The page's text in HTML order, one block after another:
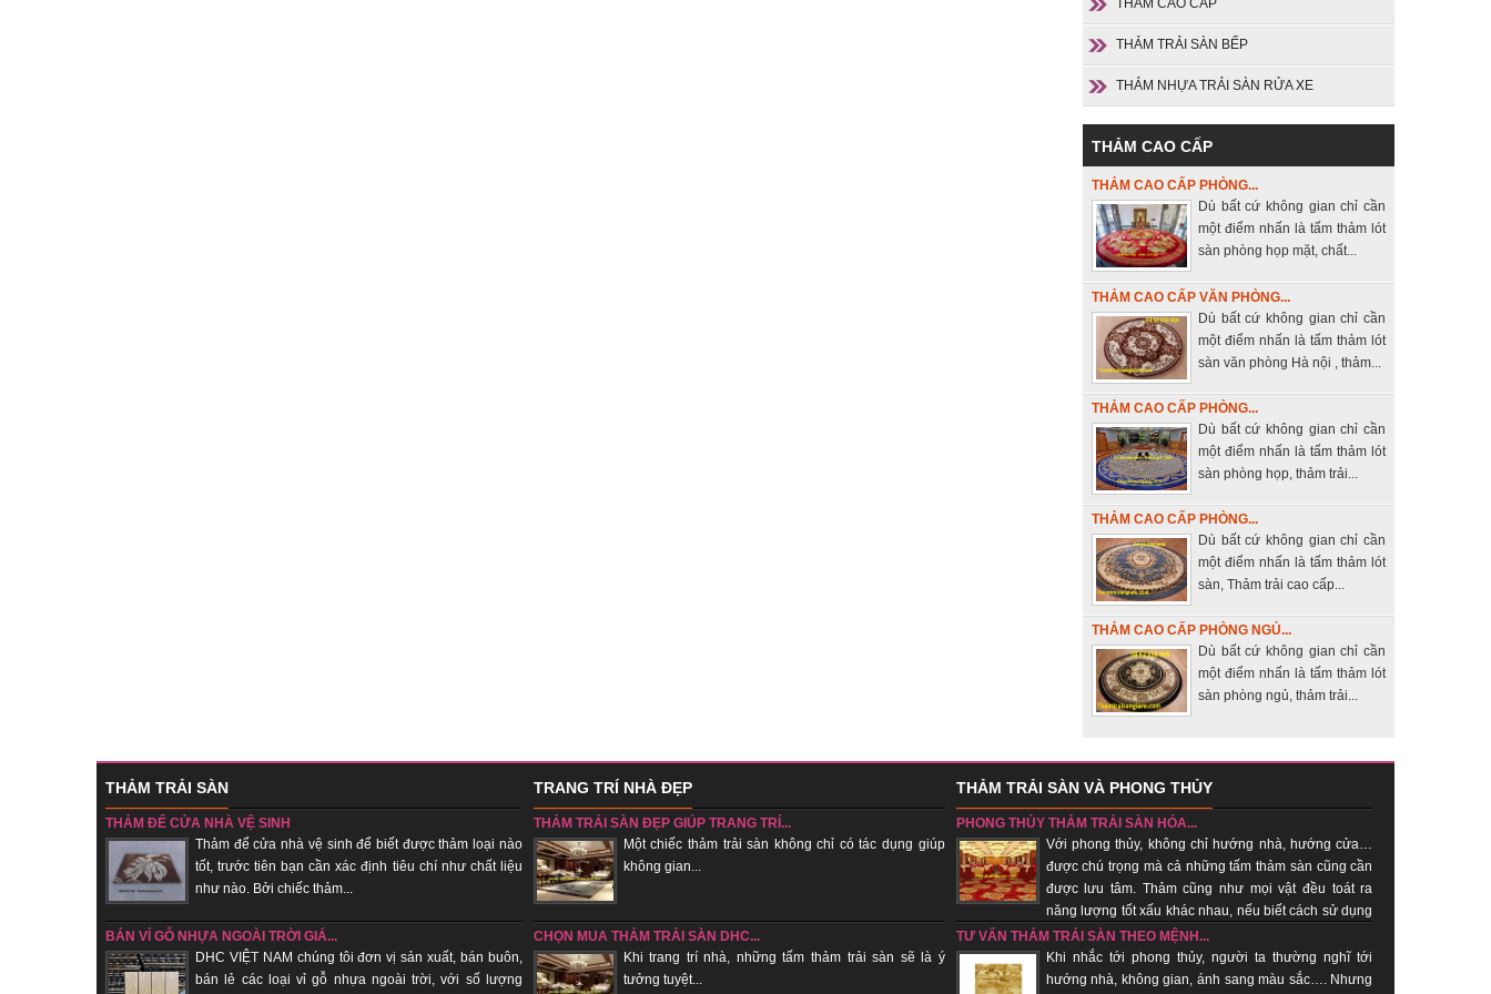
THẢM CAO CẤP
THẢM TRẢI SÀN BẾP
THẢM NHỰA TRẢI SÀN RỬA XE
THẢM CAO CẤP
THẢM CAO CẤP PHÒNG...
Dù bất cứ không gian chỉ cần
một điểm nhấn là tấm thảm lót
sàn phòng họp mặt, chất...
THẢM CAO CẤP VĂN PHÒNG...
Dù bất cứ không gian chỉ cần
một điểm nhấn là tấm thảm lót
sàn văn phòng Hà nội , thảm...
THẢM CAO CẤP PHÒNG...
Dù bất cứ không gian chỉ cần
một điểm nhấn là tấm thảm lót
sàn phòng họp, thảm trải...
THẢM CAO CẤP PHÒNG...
Dù bất cứ không gian chỉ cần
một điểm nhấn là tấm thảm lót
sàn, Thảm trải cao cấp...
THẢM CAO CẤP PHÒNG NGỦ...
Dù bất cứ không gian chỉ cần
một điểm nhấn là tấm thảm lót
sàn phòng ngủ, thảm trải...
THẢM TRẢI SÀN
THẢM ĐỂ CỬA NHÀ VỆ SINH
Thảm để cửa nhà vệ sinh để biết được thảm loại nào
tốt, trước tiên bạn cần xác định tiêu chí như chất liệu
như nào. Bởi chiếc thảm...
BÁN VỈ GỖ NHỰA NGOÀI TRỜI GIÁ...
DHC VIỆT NAM chúng tôi đơn vị sản xuất, bán buôn,
bán lẻ các loại vỉ gỗ nhựa ngoài trời, với số lượng
TRANG TRÍ NHÀ ĐẸP
THẢM TRẢI SÀN ĐẸP GIÚP TRANG TRÍ...
Một chiếc thảm trải sàn không chỉ có tác dụng giúp
không gian...
CHỌN MUA THẢM TRẢI SÀN DHC...
Khi trang trí nhà, những tấm thảm trải sàn sẽ là ý
tưởng tuyệt...
THẢM TRẢI SÀN VÀ PHONG THỦY
PHONG THỦY THẢM TRẢI SÀN HÓA...
Với phong thủy, không chỉ hướng nhà, hướng cửa…
được chú trọng mà cả những tấm thảm sàn cũng cần
được lưu tâm. Thảm cũng như mọi vật đều toát ra
năng lượng tốt xấu khác nhau, nếu biết cách sử dụng
sẽ tụ khí tốt, xua khí xấu....
TƯ VẤN THẢM TRẢI SÀN THEO MỆNH...
Khi nhắc tới phong thủy, người ta thường nghĩ tới
hướng nhà, không gian, ánh sang màu sắc…. Nhưng